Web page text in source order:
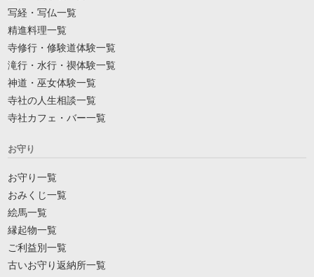
写経・写仏一覧
精進料理一覧
寺修行・修験道体験一覧
滝行・水行・禊体験一覧
神道・巫女体験一覧
寺社の人生相談一覧
寺社カフェ・バー一覧
お守り
お守り一覧
おみくじ一覧
絵馬一覧
縁起物一覧
ご利益別一覧
古いお守り返納所一覧